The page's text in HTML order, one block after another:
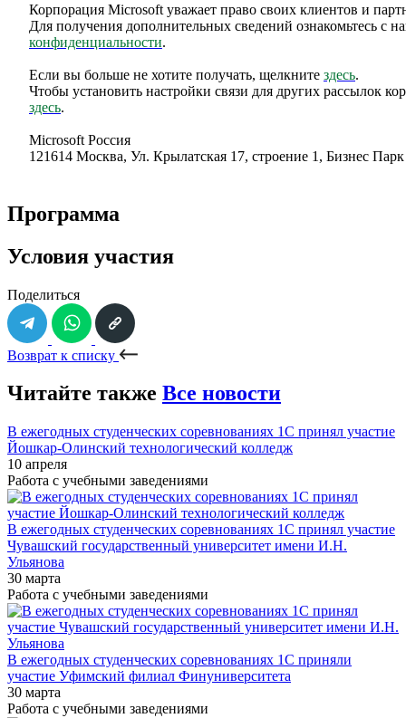
Корпорация Microsoft уважает право своих клиентов и
Для получения дополнительных сведений ознакомьтесь с
конфиденциальности.
Если вы больше не хотите получать, щелкните здесь.
Чтобы установить настройки связи для других рассылок
здесь.
Microsoft Россия
121614 Москва, Ул. Крылатская 17, строение 1, Бизнес
Программа
Условия участия
Поделиться
Возврат к списку
Читайте также Все новости
В ежегодных студенческих соревнованиях 1С принял участие
Йошкар-Олинский технологический колледж
10 апреля
Работа с учебными заведениями
В ежегодных студенческих соревнованиях 1С принял участие
Чувашский государственный университет имени И.Н.
Ульянова
30 марта
Работа с учебными заведениями
В ежегодных студенческих соревнованиях 1С приняли
участие Уфимский филиал Финуниверситета
30 марта
Работа с учебными заведениями